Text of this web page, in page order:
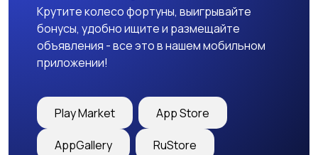
Крутите колесо фортуны, выигрывайте
бонусы, удобно ищите и размещайте
объявления - все это в нашем мобильном
приложении!
Play Market App Store
AppGallery RuStore